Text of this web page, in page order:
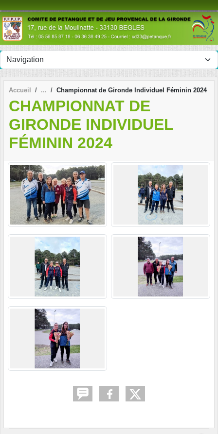
Accueil Championnat de Gironde Individuel Féminin 2024
CHAMPIONNAT DE
GIRONDE INDIVIDUEL
FÉMININ 2024